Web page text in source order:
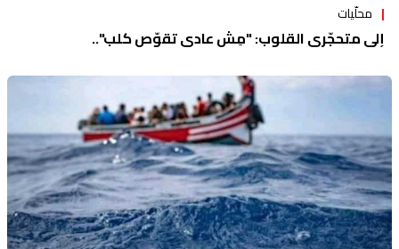
محلّيات
إلى متحجّري القلوب: "مِش عادي تقوّص كلب"..